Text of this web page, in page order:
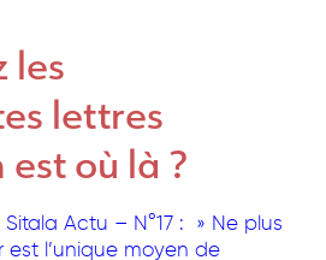
les
lettres
est où là ?
Sitala Actu – N°17 : » Ne plus
l’unique moyen de